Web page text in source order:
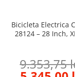
Bicicleta Electrica
28124 – 28 Inch,
9.353,75